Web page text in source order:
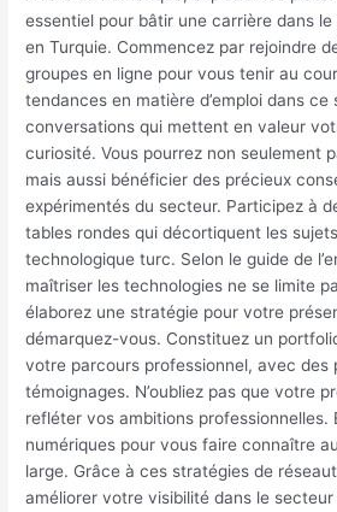
essentiel pour bâtir une carrière dans
en Turquie. Commencez par rejoindre
groupes en ligne pour vous tenir au
tendances en matière d’emploi dans ce
conversations qui mettent en valeur
curiosité. Vous pourrez non seulement
mais aussi bénéficier des précieux
expérimentés du secteur. Participez à
tables rondes qui décortiquent les
technologique turc. Selon le guide de
maîtriser les technologies ne se limite
élaborez une stratégie pour votre
démarquez-vous. Constituez un
votre parcours professionnel, avec des
témoignages. N’oubliez pas que votre
refléter vos ambitions professionnelles.
numériques pour vous faire connaître
large. Grâce à ces stratégies de
améliorer votre visibilité dans le